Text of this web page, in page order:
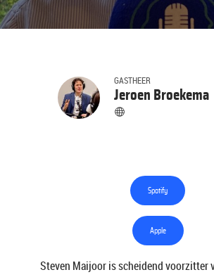
GASTHEER
Jeroen Broekema
Spotify
Apple
Steven Maijoor is scheidend voorzitter